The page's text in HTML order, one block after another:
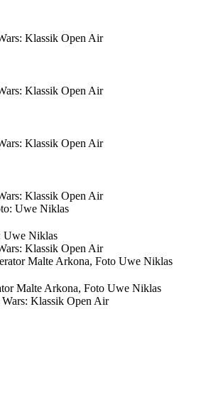
Klassik Open Air
Klassik Open Air
Klassik Open Air
Klassik Open Air
Uwe Niklas
Klassik Open Air
Malte Arkona, Foto Uwe Niklas
Wars: Klassik Open Air